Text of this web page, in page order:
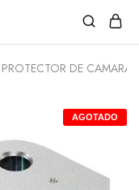
PROTECTOR DE CAMARA
AGOTADO